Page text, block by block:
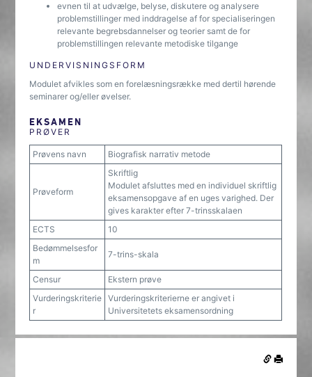
evnen til at udvælge, belyse, diskutere og analysere
problemstillinger med inddragelse af for specialiseringen
relevante begrebsdannelser og teorier samt de for
problemstillingen relevante metodiske tilgange
UNDERVISNINGSFORM
Modulet afvikles som en forelæsningsrække med dertil hørende
seminarer og/eller øvelser.
EKSAMEN
PRØVER
Prøvens navn Biografisk narrativ metode
Prøveform
Skriftlig
Modulet afsluttes med en individuel skriftlig
eksamensopgave af en uges varighed. Der
gives karakter efter 7-trinsskalaen
ECTS
10
Bedømmelsesfor
m
7-trins-skala
Censur
Ekstern prøve
Vurderingskriterie
r
Vurderingskriterierne er angivet i
Universitetets eksamensordning